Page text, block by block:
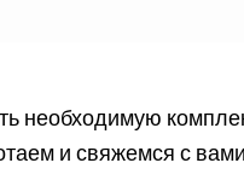
необходимую
и свяжемся с